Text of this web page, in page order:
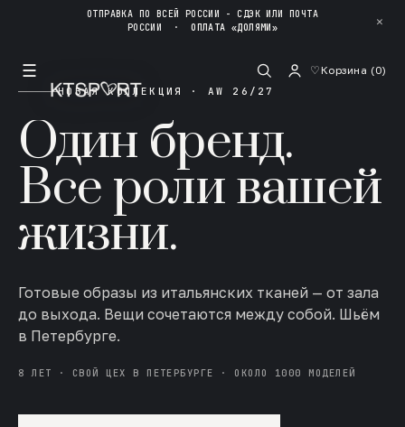
ОТПРАВКА ПО ВСЕЙ РОССИИ - СДЭК ИЛИ ПОЧТА
РОССИИ ·ОПЛАТА «ДОЛЯМИ» ✕
☰ ♡Корзина (0)
НОВАЯ КОЛЛЕКЦИЯ · AW 26/27
Один бренд.
Все роли вашей
жизни.
Готовые образы из итальянских тканей — от зала
до выхода. Вещи сочетаются между собой. Шьём
в Петербурге.
8 ЛЕТ · СВОЙ ЦЕХ В ПЕТЕРБУРГЕ · ОКОЛО 1000 МОДЕЛЕЙ